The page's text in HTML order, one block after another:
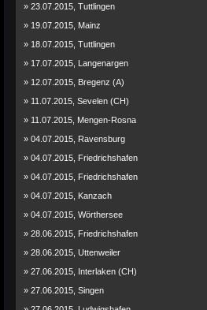
» 23.07.2015, Tuttlingen
» 19.07.2015, Mainz
» 18.07.2015, Tuttlingen
» 17.07.2015, Langenargen
» 12.07.2015, Bregenz (A)
» 11.07.2015, Sevelen (CH)
» 11.07.2015, Mengen-Rosna
» 04.07.2015, Ravensburg
» 04.07.2015, Friedrichshafen
» 04.07.2015, Friedrichshafen
» 04.07.2015, Kanzach
» 04.07.2015, Wörthersee
» 28.06.2015, Friedrichshafen
» 28.06.2015, Uttenweiler
» 27.06.2015, Interlaken (CH)
» 27.06.2015, Singen